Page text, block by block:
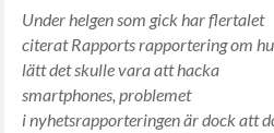
Under helgen som gick har flertalet
citerat Rapports rapportering om
lätt det skulle vara att hacka
smartphones, problemet
i nyhetsrapporteringen är dock att